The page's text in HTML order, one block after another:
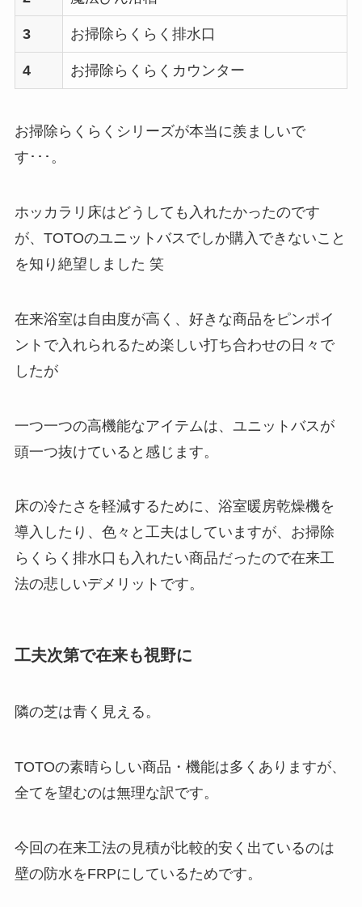
3 お掃除らくらく排水口
4 お掃除らくらくカウンター
お掃除らくらくシリーズが本当に羨ましいで
す･･･。
ホッカラリ床はどうしても入れたかったのです
が、TOTOのユニットバスでしか購入できないこと
を知り絶望しました 笑
在来浴室は自由度が高く、好きな商品をピンポイ
ントで入れられるため楽しい打ち合わせの日々で
したが
一つ一つの高機能なアイテムは、ユニットバスが
頭一つ抜けていると感じます。
床の冷たさを軽減するために、浴室暖房乾燥機を
導入したり、色々と工夫はしていますが、お掃除
らくらく排水口も入れたい商品だったので在来工
法の悲しいデメリットです。
工夫次第で在来も視野に
隣の芝は青く見える。
TOTOの素晴らしい商品・機能は多くありますが、
全てを望むのは無理な訳です。
今回の在来工法の見積が比較的安く出ているのは
壁の防水をFRPにしているためです。